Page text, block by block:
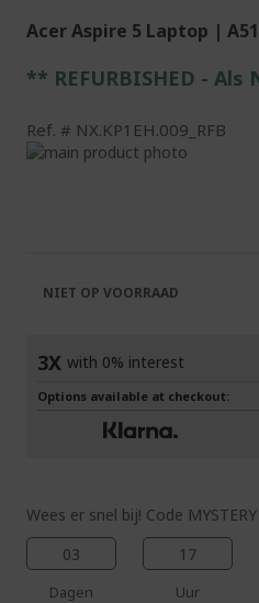
Acer Aspire 5 Laptop |
** REFURBISHED - Als
Ref. NX.KP1EH.009_RFB
Ga
afbeeldingen-
gallerij
afbeeldingen-
Wees er snel bij! Code
03
Dagen
17
Uur
NIET OP VOORRAAD
3X with 0% interest
Options available at checkout: